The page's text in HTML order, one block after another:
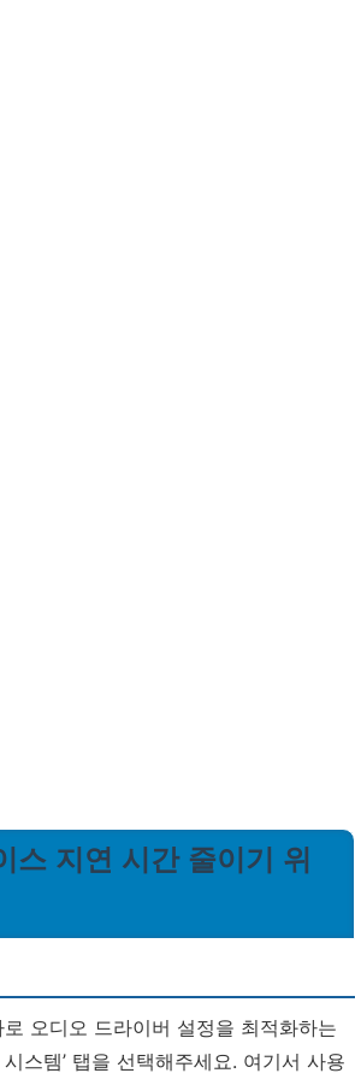
지연 시간 줄이기 위
오디오 드라이버 설정을 최적화하는
스템’ 탭을 선택해주세요. 여기서 사용